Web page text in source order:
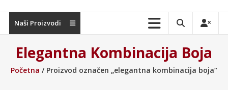
Naši Proizvodi
Elegantna Kombinacija Boja
Početna / Proizvod označen „elegantna kombinacija boja“